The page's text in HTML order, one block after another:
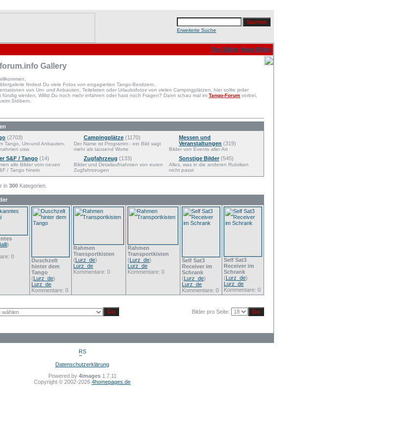
Erweiterte Suche
Top Bilder Neue Bilder
Gallery
findest Du viele Fotos von engagierten Tango-Besitzern.
von Um- und Anbauten, Teilelisten oder Urlaubsfotos von vielen Campingplätzen, hier sollte jeder
fündig werden. Willst Du noch mehr erfahren oder hast noch Fragen? Dann schau mal im Tango-Forum vorbei.
Stöbern.
(2703)
Tango, Um-und Anbauten,
usw.
S&F / Tango (14)
alle Bilder vom neuen
/ Tango hinein
Campingplätze (1170)
Der Name ist Programm - ein Bild sagt
mehr als tausend Worte
Zugfahrzeug (133)
Bilder und Detailaufnahmen von euren
Zugfahrzeugen
Messen und
Veranstaltungen (319)
Bilder von Events aller Art
Sonstige Bilder(545)
Alles, was in die anderen Rubriken
nicht passt
in 300 Kategorien.
)
0
Duschzelt
hinter dem
Tango
(Lurz_de)
Lurz_de
Kommentare: 0
Rahmen
Transportkisten
(Lurz_de)
Lurz_de
Kommentare: 0
Rahmen
Transportkisten
(Lurz_de)
Lurz_de
Kommentare: 0
Self Sat3
Receiver im
Schrank
(Lurz_de)
Lurz_de
Kommentare: 0
Self Sat3
Receiver im
Schrank
(Lurz_de)
Lurz_de
Kommentare: 0
Bilder pro Seite:
Datenschutzerklärung
Powered by 4images1.7.11
Copyright © 2002-2026 4homepages.de